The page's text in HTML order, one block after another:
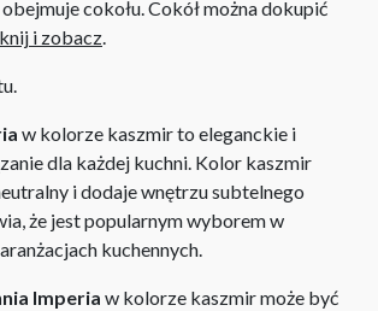
cokołu. Cokół można dokupić
i zobacz.
w kolorze kaszmir to eleganckie i
dla każdej kuchni. Kolor kaszmir
i dodaje wnętrzu subtelnego
że jest popularnym wyborem w
kuchennych.
Imperia w kolorze kaszmir może być